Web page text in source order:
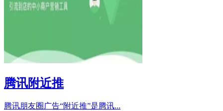
腾讯附近推
腾讯朋友圈广告“附近推”是腾讯...